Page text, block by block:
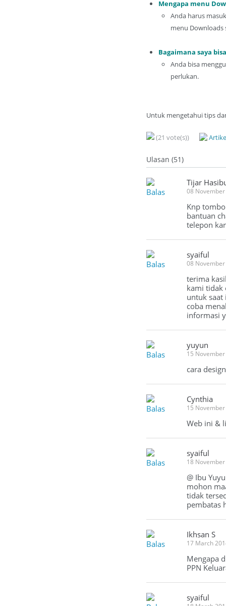
Mengapa menu
Anda harus
menu
Bagaimana saya
Anda bisa
perlukan.
Untuk mengetahui tips
(21 vote(s))
Ulasan (51)
Balas
Tijar
08
Knp
bantuan
telepon
Balas
syaiful
08
terima
kami tidak
untuk saat
coba
informasi
Balas
yuyun
15
cara
Balas
Cynthia
15
Web ini &
Balas
syaiful
18
@ Ibu
mohon
tidak
pembatas
Balas
Ikhsan S
17 March
Mengapa
PPN
syaiful